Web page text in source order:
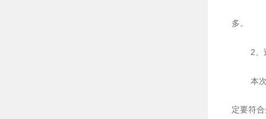
多。
2、
本
定要符